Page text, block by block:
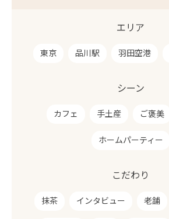
エリア
東京 品川駅 羽田空港
シーン
カフェ 手土産 ご褒美
ホームパーティー
こだわり
抹茶 インタビュー 老舗